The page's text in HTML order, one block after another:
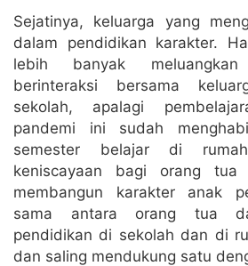
Sejatinya, keluarga yang
dalam pendidikan karakter.
lebih banyak
berinteraksi bersama
sekolah, apalagi
pandemi ini sudah
semester belajar di
keniscayaan bagi orang
membangun karakter anak
sama antara orang tua
pendidikan di sekolah dan di
dan saling mendukung satu